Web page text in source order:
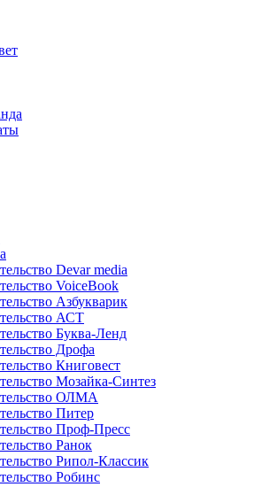
Devar media
VoiceBook
Азбукварик
АСТ
Буква-Ленд
Дрофа
Книговест
Мозайка-Синтез
ОЛМА
Питер
Проф-Пресс
Ранок
Рипол-Классик
Робинс